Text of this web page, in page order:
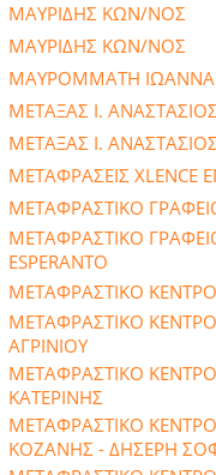
ΜΑΥΡΙΔΗΣ ΚΩΝ/ΝΟΣ
ΜΑΥΡΙΔΗΣ ΚΩΝ/ΝΟΣ
ΜΑΥΡΟΜΜΑΤΗ ΙΩΑΝΝΑ
ΜΕΤΑΞΑΣ Ι.
ΜΕΤΑΞΑΣ Ι.
ΜΕΤΑΦΡΑΣΕΙΣ XLENCE
ΜΕΤΑΦΡΑΣΤΙΚΟ
ΜΕΤΑΦΡΑΣΤΙΚΟ
ESPERANTO
ΜΕΤΑΦΡΑΣΤΙΚΟ ΚΕΝΤΡΟ
ΜΕΤΑΦΡΑΣΤΙΚΟ ΚΕΝΤΡΟ
ΑΓΡΙΝΙΟΥ
ΜΕΤΑΦΡΑΣΤΙΚΟ ΚΕΝΤΡΟ
ΚΑΤΕΡΙΝΗΣ
ΜΕΤΑΦΡΑΣΤΙΚΟ ΚΕΝΤΡΟ
ΚΟΖΑΝΗΣ - ΔΗΣΕΡΗ